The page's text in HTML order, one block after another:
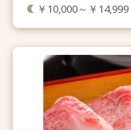
￥10,000～￥14,999